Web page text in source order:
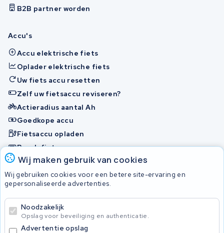
Wij maken gebruik van cookies
Wij gebruiken cookies voor een betere site-ervaring en
gepersonaliseerde advertenties.
Noodzakelijk
Opslag voor beveiliging en authenticatie.
Advertentie opslag
B2B partner worden
Accu's
Accu elektrische fiets
Oplader elektrische fiets
Uw fiets accu resetten
Zelf uw fietsaccu reviseren?
Actieradius aantal Ah
Goedkope accu
Fietsaccu opladen
Bosch fietsaccu
Nakijken en contact opnemen
Onherstelbaar
© 2026 KWS Seuren
Algemene Voorwaarden